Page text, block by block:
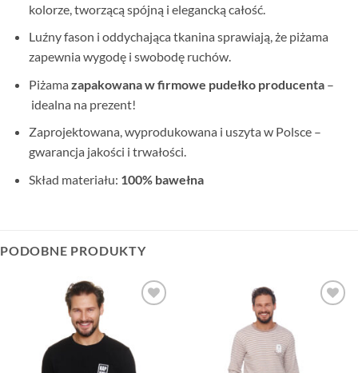
kolorze, tworzącą spójną i elegancką całość.
Luźny fason i oddychająca tkanina sprawiają, że piżama
zapewnia wygodę i swobodę ruchów.
Piżama zapakowana w firmowe pudełko producenta–
idealna na prezent!
Zaprojektowana, wyprodukowana i uszyta w Polsce –
gwarancja jakości i trwałości.
Skład materiału: 100% bawełna
PODOBNE PRODUKTY